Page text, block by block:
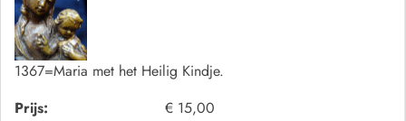
1367=Maria met het Heilig Kindje.
Prijs:
€ 15,00